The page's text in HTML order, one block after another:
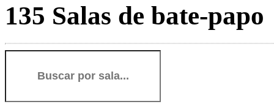
135 Salas de bate-papo